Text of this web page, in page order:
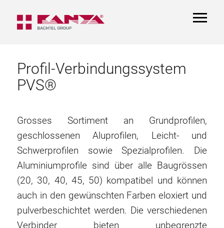
Profil-Verbindungssystem
PVS®
Grosses Sortiment an Grundprofilen,
geschlossenen Aluprofilen, Leicht- und
Schwerprofilen sowie Spezialprofilen. Die
Aluminiumprofile sind über alle Baugrössen
(20, 30, 40, 45, 50) kompatibel und können
auch in den gewünschten Farben eloxiert und
pulverbeschichtet werden. Die verschiedenen
Verbinder bieten unbegrenzte